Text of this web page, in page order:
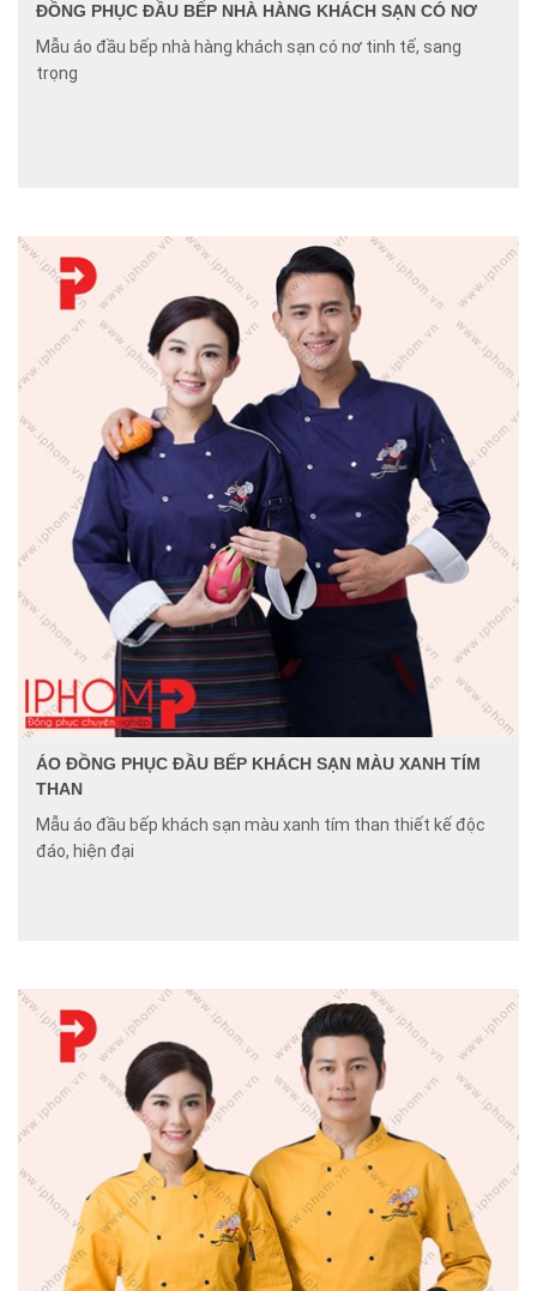
ĐỒNG PHỤC ĐẦU BẾP NHÀ HÀNG KHÁCH SẠN CÓ NƠ
Mẫu áo đầu bếp nhà hàng khách sạn có nơ tinh tế, sang
trọng
ÁO ĐỒNG PHỤC ĐẦU BẾP KHÁCH SẠN MÀU XANH TÍM
THAN
Mẫu áo đầu bếp khách sạn màu xanh tím than thiết kế độc
đáo, hiện đại